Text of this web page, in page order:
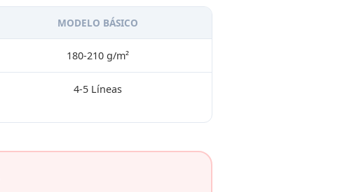
MODELO BÁSICO
180-210 g/m²
4-5 Líneas